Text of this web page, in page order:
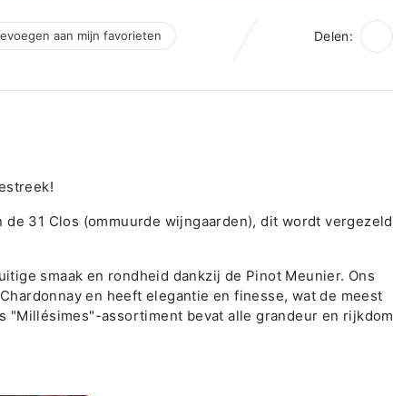
aan mijn favorieten Delen:
de 31 Clos (ommuurde wijngaarden), dit wordt
smaak en rondheid dankzij de Pinot Meunier. Ons
en heeft elegantie en finesse, wat de meest
"Millésimes"-assortiment bevat alle grandeur en